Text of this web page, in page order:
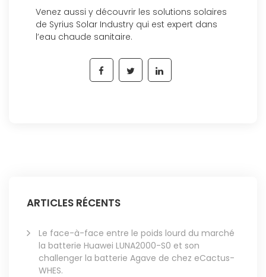
Venez aussi y découvrir les solutions solaires
de Syrius Solar Industry qui est expert dans
l’eau chaude sanitaire.
ARTICLES RÉCENTS
Le face-à-face entre le poids lourd du marché
la batterie Huawei LUNA2000-S0 et son
challenger la batterie Agave de chez eCactus-
WHES.